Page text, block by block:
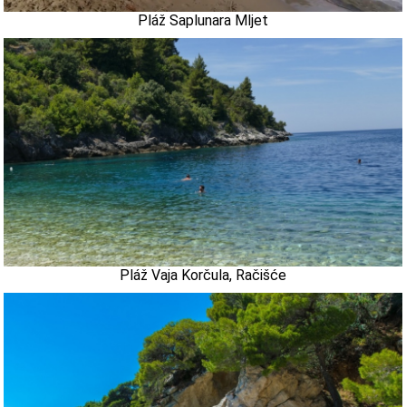
Pláž Saplunara Mljet
Pláž Vaja Korčula, Račišće